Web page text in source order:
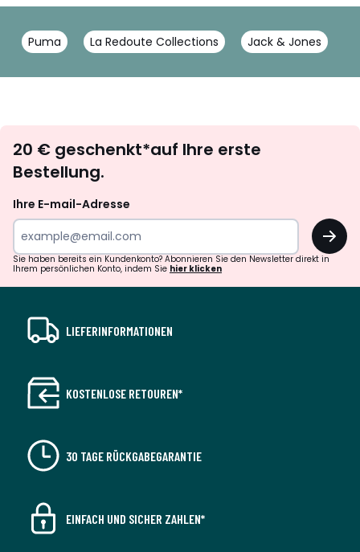
Puma La Redoute Collections Jack & Jones
abonnieren
20 € geschenkt*auf Ihre erste
Bestellung.
Ihre E-mail-Adresse
OK
Sie haben bereits ein Kundenkonto? Abonnieren Sie den Newsletter direkt in
Ihrem persönlichen Konto, indem Sie hier klicken
LIEFERINFORMATIONEN
KOSTENLOSE RETOUREN*
30 TAGE RÜCKGABEGARANTIE
EINFACH UND SICHER ZAHLEN*